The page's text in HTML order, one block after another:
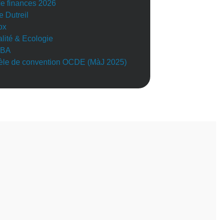
finances 2026
Dutreil
& Ecologie
de convention OCDE (MàJ 2025)